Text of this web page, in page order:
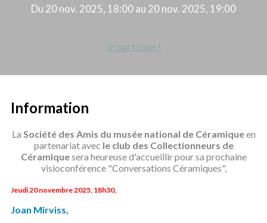
Du 20 nov. 2025, 18:00 au 20 nov. 2025, 19:00
Je participe !
Information
La Société des Amis du musée national de Céramiqueen
partenariat avec le club des Collectionneurs de
Céramiquesera heureuse d'accueillir pour sa prochaine
visioconférence "Conversations Céramiques",
Jeudi 20 novembre 2025, 18h30,
Joan Mirviss,